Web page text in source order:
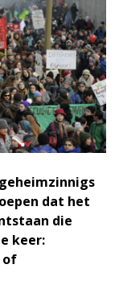
dat het
die
keer:
of